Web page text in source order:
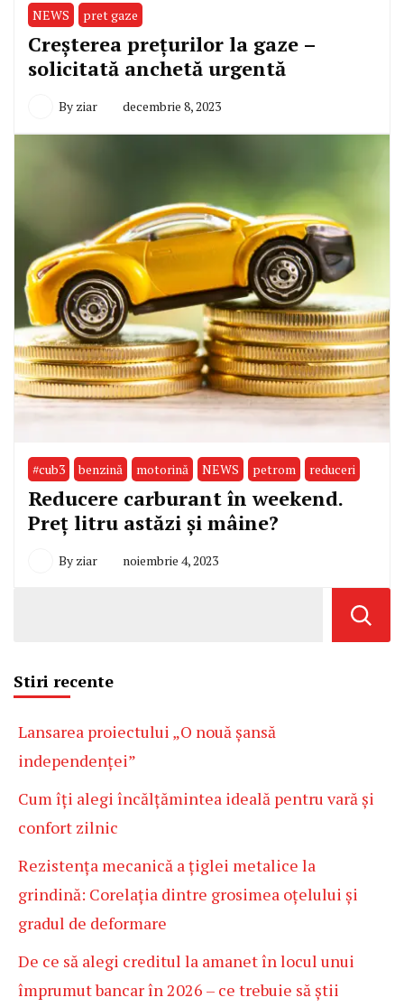
NEWS pret gaze
Creșterea prețurilor la gaze –
solicitată anchetă urgentă
By ziar decembrie 8, 2023
#cub3 benzină motorină NEWS petrom reduceri
Reducere carburant în weekend.
Preț litru astăzi și mâine?
By ziar noiembrie 4, 2023
Stiri recente
Lansarea proiectului „O nouă șansă
independenței”
Cum îți alegi încălțămintea ideală pentru vară și
confort zilnic
Rezistența mecanică a țiglei metalice la
grindină: Corelația dintre grosimea oțelului și
gradul de deformare
De ce să alegi creditul la amanet în locul unui
împrumut bancar în 2026 – ce trebuie să știi